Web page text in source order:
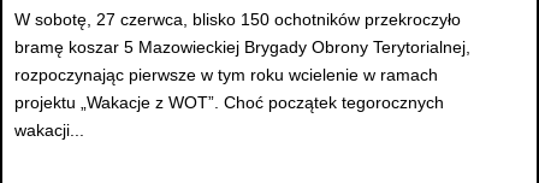
W sobotę, 27 czerwca, blisko 150 ochotników przekroczyło
bramę koszar 5 Mazowieckiej Brygady Obrony Terytorialnej,
rozpoczynając pierwsze w tym roku wcielenie w ramach
projektu „Wakacje z WOT”. Choć początek tegorocznych
wakacji...